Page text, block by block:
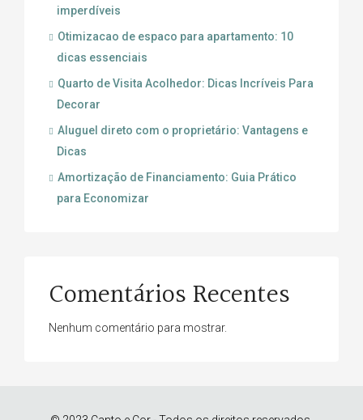
imperdíveis
Otimizacao de espaco para apartamento: 10
dicas essenciais
Quarto de Visita Acolhedor: Dicas Incríveis Para
Decorar
Aluguel direto com o proprietário: Vantagens e
Dicas
Amortização de Financiamento: Guia Prático
para Economizar
Comentários Recentes
Nenhum comentário para mostrar.